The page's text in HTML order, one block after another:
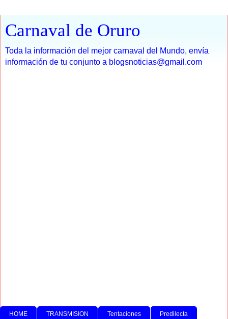
Carnaval de Oruro
Toda la información del mejor carnaval del Mundo, envía
información de tu conjunto a blogsnoticias@gmail.com
HOME TRANSMISION Tentaciones Predilecta